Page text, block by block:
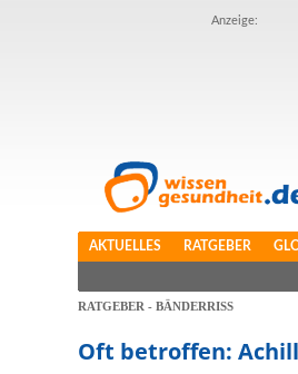
Anzeige:
AKTUELLES RATGEBER
RATGEBER - BÄNDERRISS
Oft betroffen: